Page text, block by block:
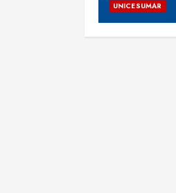
UNICESUMAR